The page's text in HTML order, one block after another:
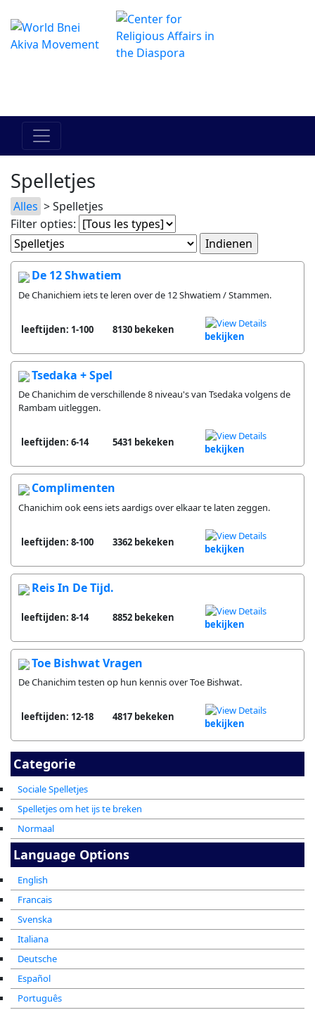
Categorie
Sociale Spelletjes
Spelletjes om het ijs te breken
Normaal
Spelletjes
Alles > Spelletjes
Filter opties:
De 12 Shwatiem
De Chanichiem iets te leren over de 12 Shwatiem / Stammen.
leeftijden: 1-100 8130 bekeken
bekijken
Tsedaka + Spel
De Chanichim de verschillende 8 niveau's van Tsedaka volgens de
Rambam uitleggen.
leeftijden: 6-14 5431 bekeken
bekijken
Complimenten
Chanichim ook eens iets aardigs over elkaar te laten zeggen.
leeftijden: 8-100 3362 bekeken
bekijken
Reis In De Tijd.
leeftijden: 8-14 8852 bekeken
bekijken
Toe Bishwat Vragen
De Chanichim testen op hun kennis over Toe Bishwat.
leeftijden: 12-18 4817 bekeken
bekijken
Language Options
English
Francais
Svenska
Italiana
Deutsche
Español
Português